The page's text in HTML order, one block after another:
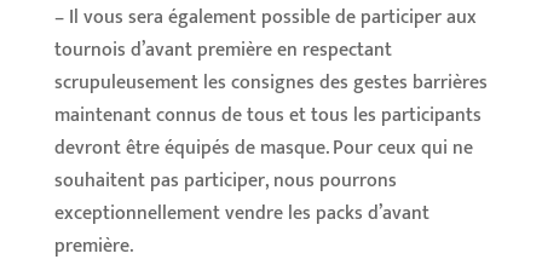
– Il vous sera également possible de participer aux
tournois d’avant première en respectant
scrupuleusement les consignes des gestes barrières
maintenant connus de tous et tous les participants
devront être équipés de masque. Pour ceux qui ne
souhaitent pas participer, nous pourrons
exceptionnellement vendre les packs d’avant
première.